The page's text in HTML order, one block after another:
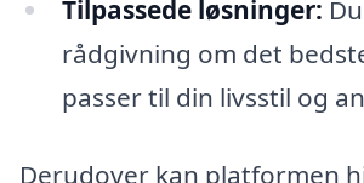
Tilpassede løsninger:
rådgivning om det
passer til din livsstil og
Derudover kan platformen